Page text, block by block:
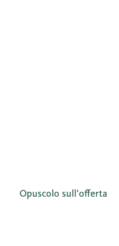
Opuscolo sull’offerta